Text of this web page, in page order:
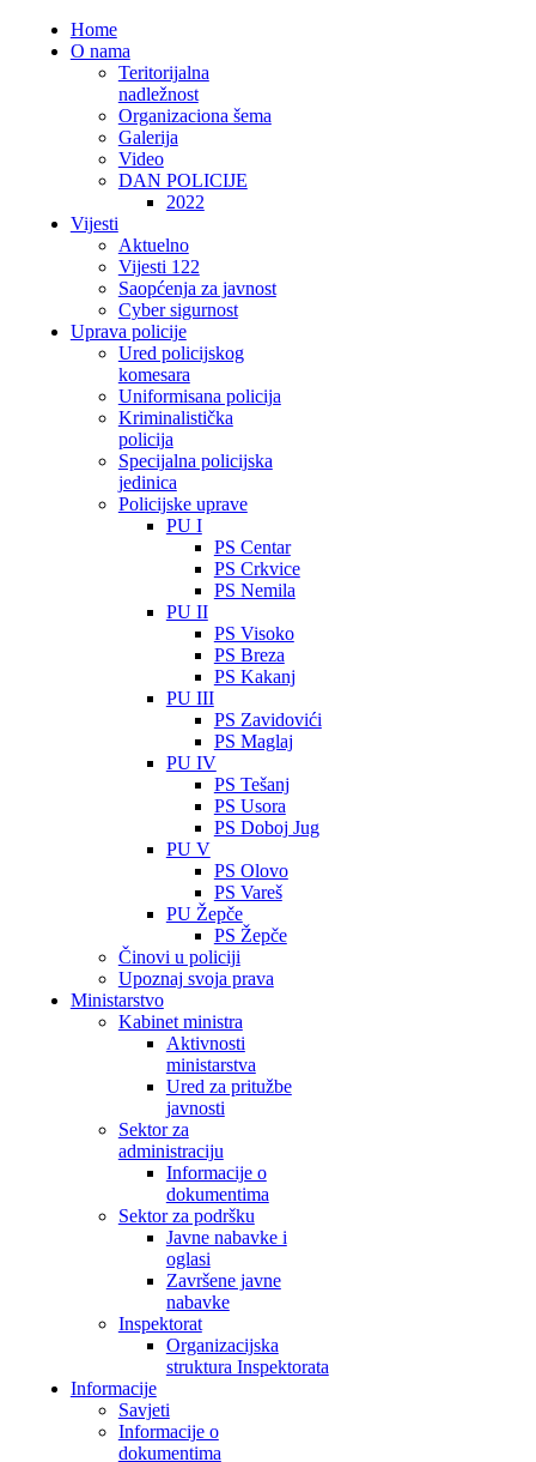
Home
O nama
Teritorijalna
nadležnost
Organizaciona šema
Galerija
Video
DAN POLICIJE
2022
Vijesti
Aktuelno
Vijesti 122
Saopćenja za javnost
Cyber sigurnost
Uprava policije
Ured policijskog
komesara
Uniformisana policija
Kriminalistička
policija
Specijalna policijska
jedinica
Policijske uprave
PU I
PS Centar
PS Crkvice
PS Nemila
PU II
PS Visoko
PS Breza
PS Kakanj
PU III
PS Zavidovići
PS Maglaj
PU IV
PS Tešanj
PS Usora
PS Doboj Jug
PU V
PS Olovo
PS Vareš
PU Žepče
PS Žepče
Činovi u policiji
Upoznaj svoja prava
Ministarstvo
Kabinet ministra
Aktivnosti
ministarstva
Ured za pritužbe
javnosti
Sektor za
administraciju
Informacije o
dokumentima
Sektor za podršku
Javne nabavke i
oglasi
Završene javne
nabavke
Inspektorat
Organizacijska
struktura Inspektorata
Informacije
Savjeti
Informacije o
dokumentima